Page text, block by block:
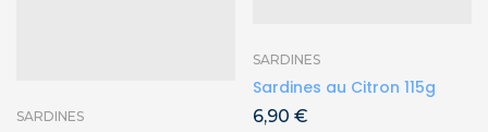
SARDINES
SARDINES
Sardines au Citron 115g
6,90 €